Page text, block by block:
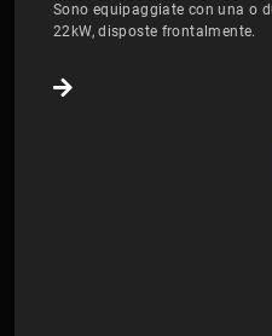
Sono equipaggiate con una o
22kW, disposte frontalmente.